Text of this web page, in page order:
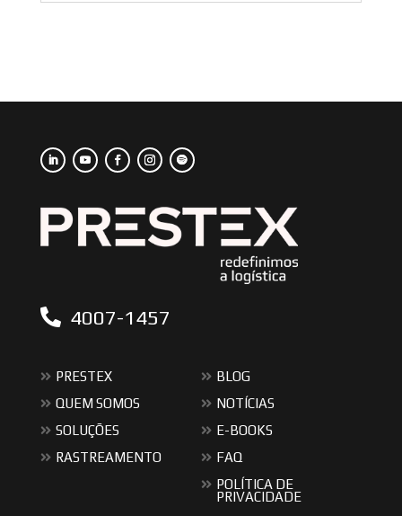
4007-1457
PRESTEX
QUEM SOMOS
SOLUÇÕES
RASTREAMENTO
BLOG
NOTÍCIAS
E-BOOKS
FAQ
POLÍTICA DE
PRIVACIDADE